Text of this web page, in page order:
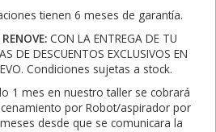
tienen 6 meses de garantía.
CON LA ENTREGA DE TU
DE DESCUENTOS EXCLUSIVOS EN
Condiciones sujetas a stock.
1 mes en nuestro taller se cobrará
por Robot/aspirador por
desde que se comunicara la